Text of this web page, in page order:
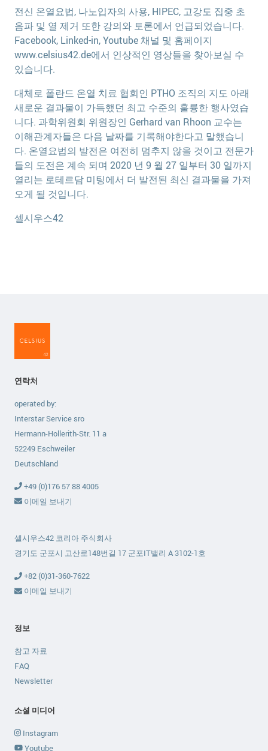
전신 온열요법, 나노입자의 사용, HIPEC, 고강도 집중 초
음파 및 열 제거 또한 강의와 토론에서 언급되었습니다.
Facebook, Linked-in, Youtube 채널 및 홈페이지
www.celsius42.de에서 인상적인 영상들을 찾아보실 수
있습니다.
대체로 폴란드 온열 치료 협회인 PTHO 조직의 지도 아래
새로운 결과물이 가득했던 최고 수준의 훌륭한 행사였습
니다. 과학위원회 위원장인 Gerhard van Rhoon 교수는
이해관계자들은 다음 날짜를 기록해야한다고 말했습니
다. 온열요법의 발전은 여전히 멈추지 않을 것이고 전문가
들의 도전은 계속 되며 2020 년 9 월 27 일부터 30 일까지
열리는 로테르담 미팅에서 더 발전된 최신 결과물을 가져
오게 될 것입니다.
셀시우스42
연락처
operated by:
Interstar Service sro
Hermann-Hollerith-Str. 11 a
52249 Eschweiler
Deutschland
+49 (0)176 57 88 4005
이메일 보내기
셀시우스42 코리아 주식회사
경기도 군포시 고산로148번길 17 군포IT밸리 A 3102-1호
+82 (0)31-360-7622
이메일 보내기
정보
참고 자료
FAQ
Newsletter
소셜 미디어
Instagram
Youtube